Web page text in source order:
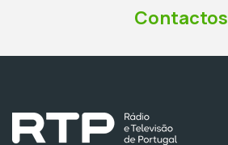
Contactos